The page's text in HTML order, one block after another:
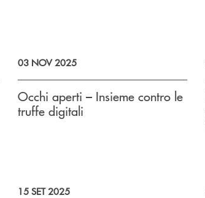
03 NOV 2025
Occhi aperti – Insieme contro le
truffe digitali
15 SET 2025